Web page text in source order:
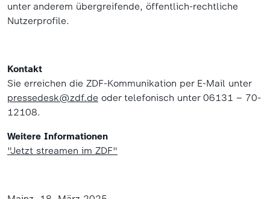
unter anderem übergreifende, öffentlich-rechtliche
Nutzerprofile.
Kontakt
Sie erreichen die ZDF-Kommunikation per E-Mail unter
pressedesk@zdf.de oder telefonisch unter 06131 – 70-
12108.
Weitere Informationen
"Jetzt streamen im ZDF"